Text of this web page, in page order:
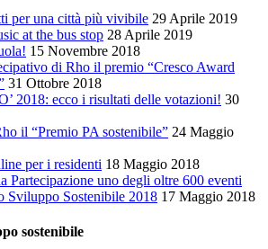
per una città più vivibile 29 Aprile 2019
at the bus stop 28 Aprile 2019
15 Novembre 2018
di Rho il premio “Cresco Award
31 Ottobre 2018
2018: ecco i risultati delle votazioni! 30
il “Premio PA sostenibile” 24 Maggio
per i residenti 18 Maggio 2018
Partecipazione uno degli oltre 600 eventi
Sviluppo Sostenibile 2018 17 Maggio 2018
sostenibile